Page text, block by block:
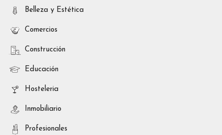
Belleza y Estética
Comercios
Construcción
Educación
Hosteleria
Inmobiliario
Profesionales